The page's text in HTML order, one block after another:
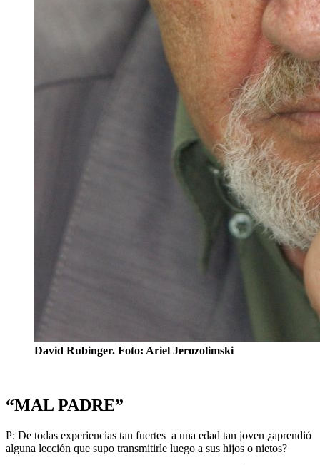
David Rubinger. Foto: Ariel Jerozolimski
“MAL PADRE”
P: De todas experiencias tan fuertes a una edad tan joven ¿aprendió
alguna lección que supo transmitirle luego a sus hijos o nietos?